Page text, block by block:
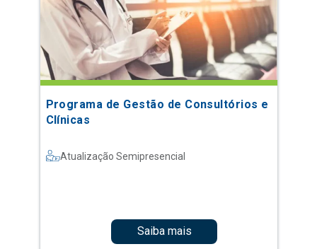
Programa de Gestão de Consultórios e
Clínicas
Atualização Semipresencial
Saiba mais